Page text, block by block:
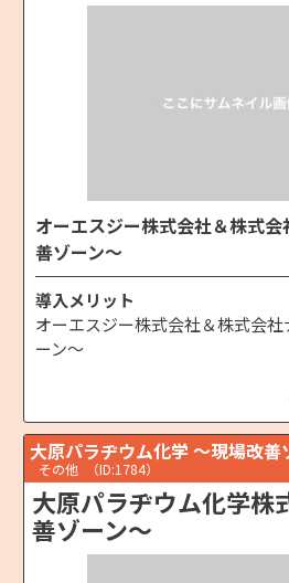
オーエスジー株式会社＆株式
善ゾーン～
導入メリット
オーエスジー株式会社＆株式会
ーン～
大原パラヂウム化学 ～現場改善
その他 （ID:1784）
大原パラヂウム化学株
善ゾーン～